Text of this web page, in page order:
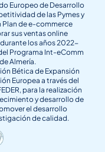
Europeo de Desarrollo
de las Pymes y
Plan de e-commerce
sus ventas online
los años 2022-
Programa Int-eComm
Almería.
Bética de Expansión
Europea a través del
para la realización
y desarrollo de
el desarrollo
de calidad.